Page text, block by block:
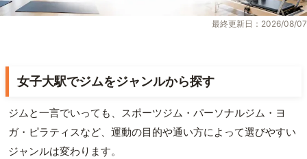
最終更新日：2026/08/07
女子大駅でジムをジャンルから探す
ジムと一言でいっても、スポーツジム・パーソナルジム・ヨ
ガ・ピラティスなど、運動の目的や通い方によって選びやすい
ジャンルは変わります。